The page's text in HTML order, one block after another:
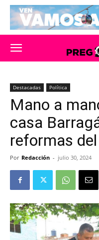
Destacadas Política
Mano a
casa
reformas
Por Redacción - julio 30, 2024